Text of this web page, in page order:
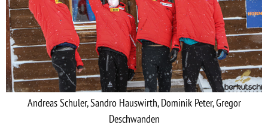
Andreas Schuler, Sandro Hauswirth, Dominik Peter, Gregor
Deschwanden